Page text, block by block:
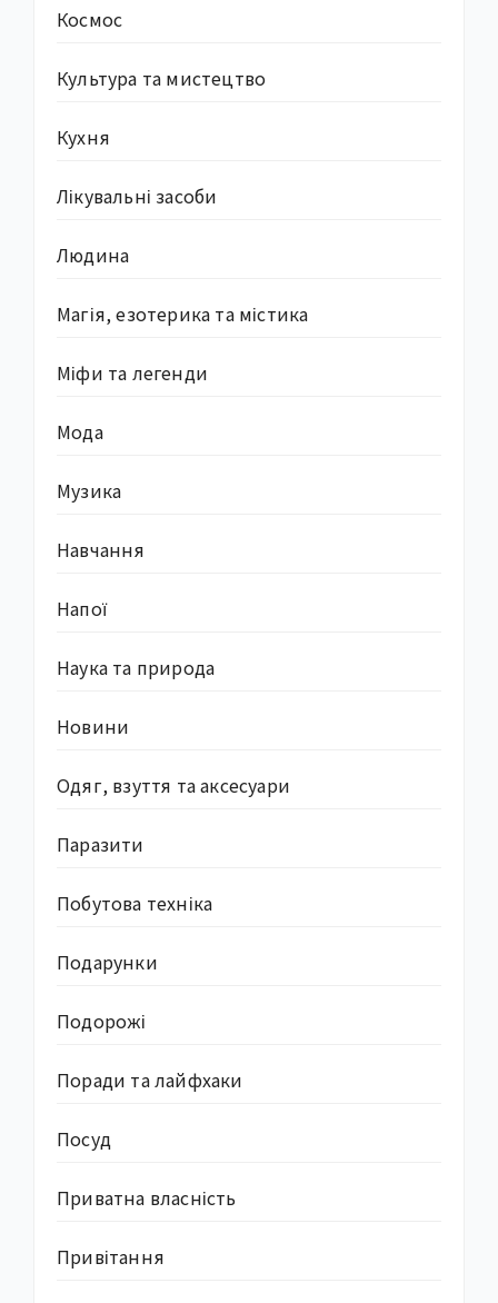
Космос
Культура та мистецтво
Кухня
Лікувальні засоби
Людина
Магія, езотерика та містика
Міфи та легенди
Мода
Музика
Навчання
Напої
Наука та природа
Новини
Одяг, взуття та аксесуари
Паразити
Побутова техніка
Подарунки
Подорожі
Поради та лайфхаки
Посуд
Приватна власність
Привітання